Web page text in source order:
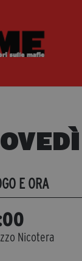
E ORA
Nicotera